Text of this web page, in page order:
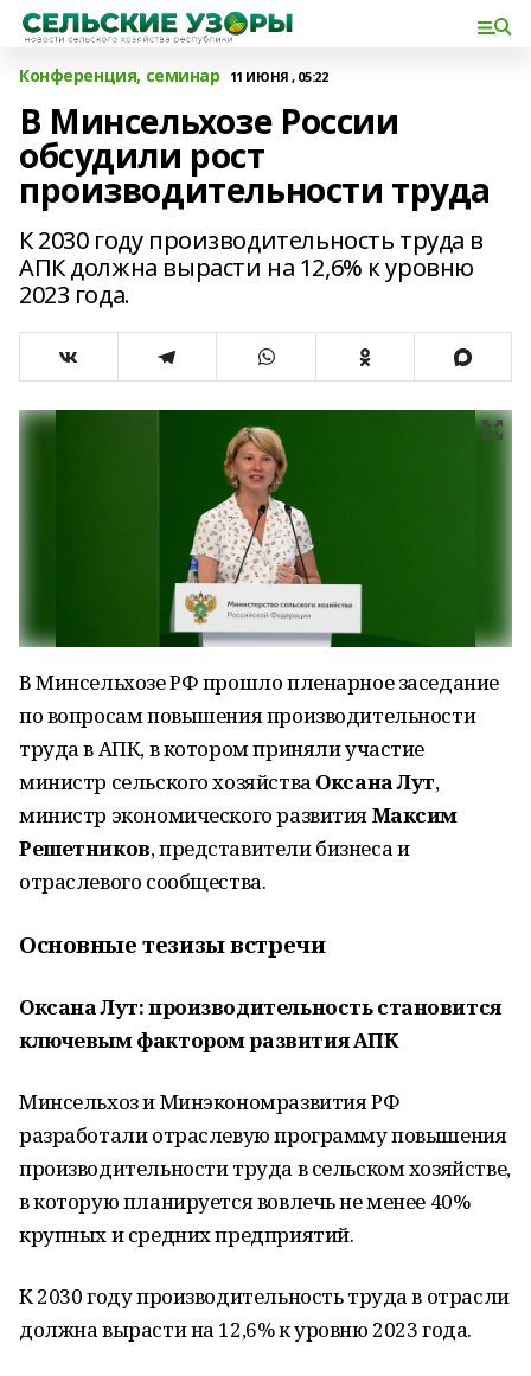
Конференция, семинар 11 ИЮНЯ , 05:22
В Минсельхозе России
обсудили рост
производительности труда
К 2030 году производительность труда в
АПК должна вырасти на 12,6% к уровню
2023 года.
В Минсельхозе РФ прошло пленарное заседание
по вопросам повышения производительности
труда в АПК, в котором приняли участие
министр сельского хозяйства Оксана Лут,
министр экономического развитияМаксим
Решетников, представители бизнеса и
отраслевого сообщества.
Основные тезизы встречи
Оксана Лут: производительность становится
ключевым фактором развития АПК
Минсельхоз и Минэкономразвития РФ
разработали отраслевую программу повышения
производительности труда в сельском хозяйстве,
в которую планируется вовлечь не менее 40%
крупных и средних предприятий.
К 2030 году производительность труда в отрасли
должна вырасти на 12,6% к уровню 2023 года.